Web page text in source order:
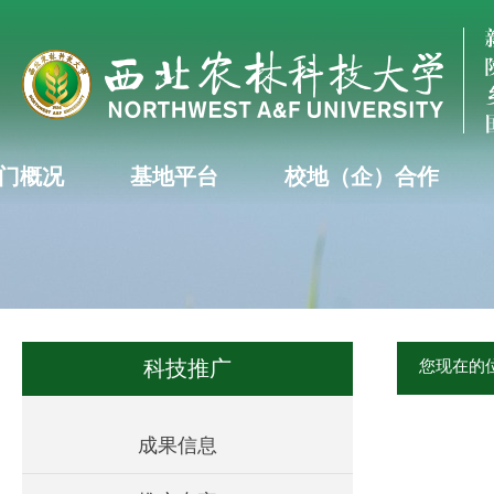
概况 基地平台 校地（企）合作
科技推广
成果信息
您现在的